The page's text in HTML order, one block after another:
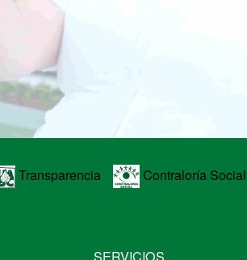
Transparencia Contraloría Social